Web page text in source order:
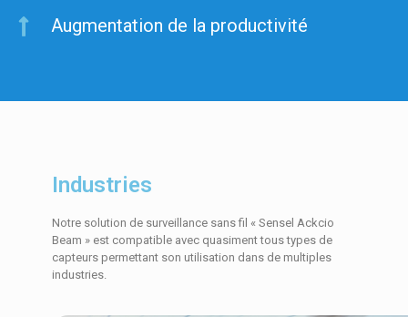
Augmentation de la productivité
Industries
Notre solution de surveillance sans fil « Sensel Ackcio
Beam » est compatible avec quasiment tous types de
capteurs permettant son utilisation dans de multiples
industries.